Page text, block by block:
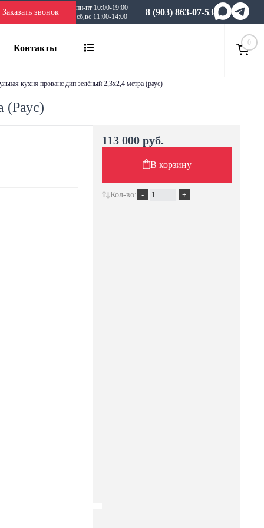
Заказать звонок
пн-пт 10:00-19:00
сб,вс 11:00-14:00
8 (903) 863-07-53
Контакты
0
кухня прованс дип зелёный 2,3х2,4 метра (раус)
(Раус)
113 000 руб.
В корзину
Кол-во: